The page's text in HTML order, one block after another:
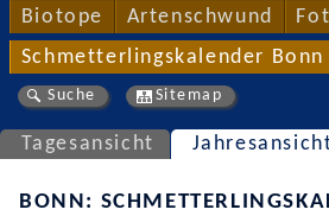
Biotope Artenschwund
Schmetterlingskalender Bonn
Suche Sitemap
Tagesansicht
BONN: